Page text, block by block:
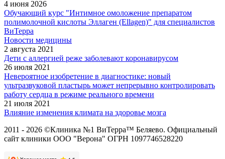
4 июня 2026
Обучающий курс "Интимное омоложение препаратом
полимолочной кислоты Эллаген (Ellagen)" для специалистов
ВиТерра
Новости медицины
2 августа 2021
Дети с аллергией реже заболевают коронавирусом
26 июля 2021
Невероятное изобретение в диагностике: новый
ультразвуковой пластырь может непрерывно контролировать
работу сердца в режиме реального времени
21 июля 2021
Влияние изменения климата на здоровье мозга
2011 - 2026 ©Клиника №1 ВиТерра™ Беляево. Официальный
сайт клиники ООО "Верона" ОГРН 1097746528220